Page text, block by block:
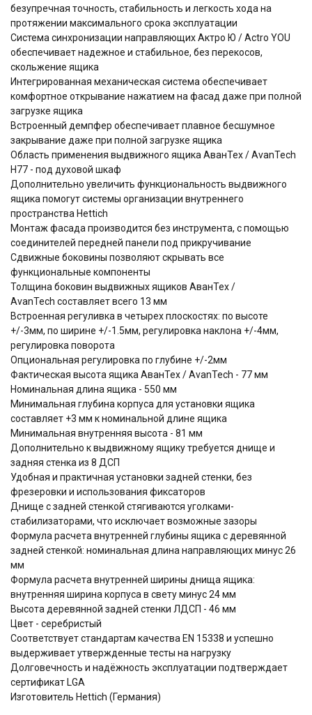
безупречная точность, стабильность и легкость хода на
протяжении максимального срока эксплуатации
Система синхронизации направляющих Актро Ю / Actro YOU
обеспечивает надежное и стабильное, без перекосов,
скольжение ящика
Интегрированная механическая система обеспечивает
комфортное открывание нажатием на фасад даже при полной
загрузке ящика
Встроенный демпфер обеспечивает плавное бесшумное
закрывание даже при полной загрузке ящика
Область применения выдвижного ящика АванТех / AvanTech
Н77 - под духовой шкаф
Дополнительно увеличить функциональность выдвижного
ящика помогут системы организации внутреннего
пространства Hettich
Монтаж фасада производится без инструмента, с помощью
соединителей передней панели под прикручивание
Сдвижные боковины позволяют скрывать все
функциональные компоненты
Толщина боковин выдвижных ящиков АванТех /
AvanTech составляет всего 13 мм
Встроенная регуливка в четырех плоскостях: по высоте
+/-3мм, по ширине +/-1.5мм, регулировка наклона +/-4мм,
регулировка поворота
Опциональная регулировка по глубине +/-2мм
Фактическая высота ящика АванТех / AvanTech - 77 мм
Номинальная длина ящика - 550 мм
Минимальная глубина корпуса для установки ящика
составляет +3 мм к номинальной длине ящика
Минимальная внутренняя высота - 81 мм
Дополнительно к выдвижному ящику требуется днище и
задняя стенка из 8 ДСП
Удобная и практичная установки задней стенки, без
фрезеровки и использования фиксаторов
Днище с задней стенкой стягиваются уголками-
стабилизаторами, что исключает возможные зазоры
Формула расчета внутренней глубины ящика c деревянной
задней стенкой: номинальная длина направляющих минус 26
мм
Формула расчета внутренней ширины днища ящика:
внутренняя ширина корпуса в свету минус 24 мм
Высота деревянной задней стенки ЛДСП - 46 мм
Цвет - серебристый
Соответствует стандартам качества EN 15338 и успешно
выдерживает утвержденные тесты на нагрузку
Долговечность и надёжность эксплуатации подтверждает
сертификат LGA
Изготовитель Hettich (Германия)